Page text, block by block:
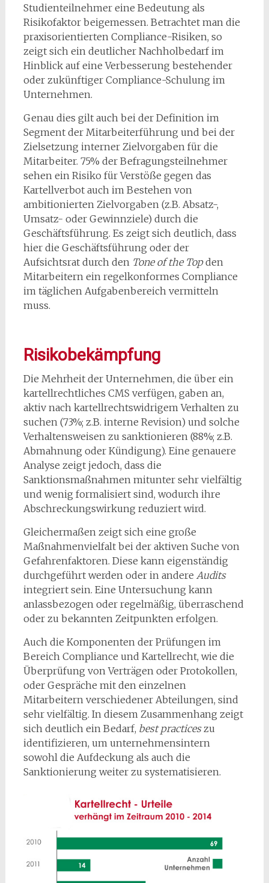
Studienteilnehmer eine Bedeutung als
Risikofaktor beigemessen. Betrachtet man die
praxisorientierten Compliance-Risiken, so
zeigt sich ein deutlicher Nachholbedarf im
Hinblick auf eine Verbesserung bestehender
oder zukünftiger Compliance-Schulung im
Unternehmen.
Genau dies gilt auch bei der Definition im
Segment der Mitarbeiterführung und bei der
Zielsetzung interner Zielvorgaben für die
Mitarbeiter. 75% der Befragungsteilnehmer
sehen ein Risiko für Verstöße gegen das
Kartellverbot auch im Bestehen von
ambitionierten Zielvorgaben (z.B. Absatz-,
Umsatz- oder Gewinnziele) durch die
Geschäftsführung. Es zeigt sich deutlich, dass
hier die Geschäftsführung oder der
Aufsichtsrat durch den Tone of the Topden
Mitarbeitern ein regelkonformes Compliance
im täglichen Aufgabenbereich vermitteln
muss.
Risikobekämpfung
Die Mehrheit der Unternehmen, die über ein
kartellrechtliches CMS verfügen, gaben an,
aktiv nach kartellrechtswidrigem Verhalten zu
suchen (73%; z.B. interne Revision) und solche
Verhaltensweisen zu sanktionieren (88%; z.B.
Abmahnung oder Kündigung). Eine genauere
Analyse zeigt jedoch, dass die
Sanktionsmaßnahmen mitunter sehr vielfältig
und wenig formalisiert sind, wodurch ihre
Abschreckungswirkung reduziert wird.
Gleichermaßen zeigt sich eine große
Maßnahmenvielfalt bei der aktiven Suche von
Gefahrenfaktoren. Diese kann eigenständig
durchgeführt werden oder in andere Audits
integriert sein. Eine Untersuchung kann
anlassbezogen oder regelmäßig, überraschend
oder zu bekannten Zeitpunkten erfolgen.
Auch die Komponenten der Prüfungen im
Bereich Compliance und Kartellrecht, wie die
Überprüfung von Verträgen oder Protokollen,
oder Gespräche mit den einzelnen
Mitarbeitern verschiedener Abteilungen, sind
sehr vielfältig. In diesem Zusammenhang zeigt
sich deutlich ein Bedarf, best practiceszu
identifizieren, um unternehmensintern
sowohl die Aufdeckung als auch die
Sanktionierung weiter zu systematisieren.